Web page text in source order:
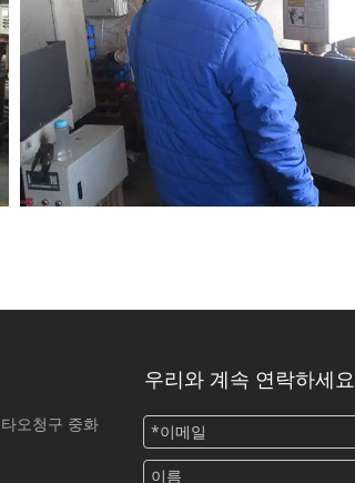
오청구 중화
우리와 계속 연락하세요